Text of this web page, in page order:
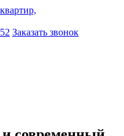
Заказать звонок